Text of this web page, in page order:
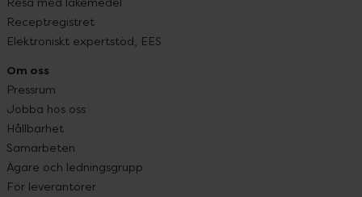
Receptregistret
Elektroniskt expertstöd, EES
Om oss
Pressrum
Jobba hos oss
Hållbarhet
Samarbeten
Ägare och ledningsgrupp
För leverantörer